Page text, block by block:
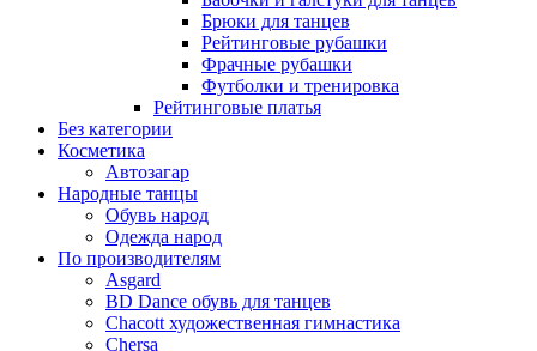
Брюки для танцев
Рейтинговые рубашки
Фрачные рубашки
Футболки и тренировка
Рейтинговые платья
Без категории
Косметика
Автозагар
Народные танцы
Обувь народ
Одежда народ
По производителям
Asgard
BD Dance обувь для танцев
Chacott художественная гимнастика
Chersa